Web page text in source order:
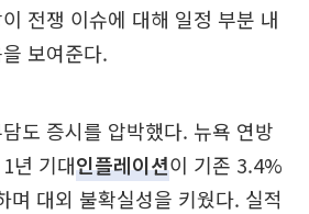
전쟁 이슈에 대해 일정 부분 내
보여준다.
도 증시를 압박했다. 뉴욕 연방
년 기대인플레이션이 기존 3.4%
며 대외 불확실성을 키웠다. 실적